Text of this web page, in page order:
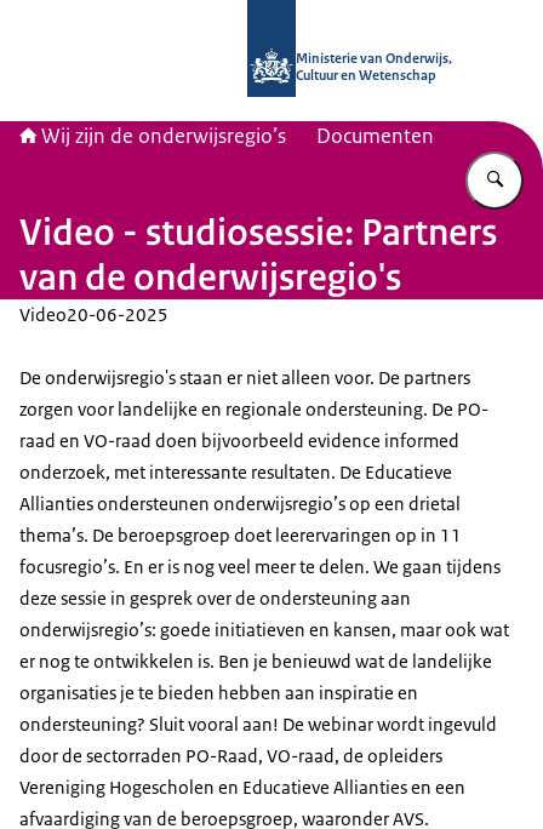
Ministerie van Onderwijs,
Cultuur en Wetenschap
Wij zijn de onderwijsregio’s Documenten
Video - studiosessie: Partners
van de onderwijsregio's
Video20-06-2025
De onderwijsregio's staan er niet alleen voor. De partners
zorgen voor landelijke en regionale ondersteuning. De PO-
raad en VO-raad doen bijvoorbeeld evidence informed
onderzoek, met interessante resultaten. De Educatieve
Allianties ondersteunen onderwijsregio’s op een drietal
thema’s. De beroepsgroep doet leerervaringen op in 11
focusregio’s. En er is nog veel meer te delen. We gaan tijdens
deze sessie in gesprek over de ondersteuning aan
onderwijsregio’s: goede initiatieven en kansen, maar ook wat
er nog te ontwikkelen is. Ben je benieuwd wat de landelijke
organisaties je te bieden hebben aan inspiratie en
ondersteuning? Sluit vooral aan! De webinar wordt ingevuld
door de sectorraden PO-Raad, VO-raad, de opleiders
Vereniging Hogescholen en Educatieve Allianties en een
afvaardiging van de beroepsgroep, waaronder AVS.